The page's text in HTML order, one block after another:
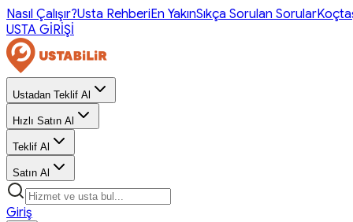
Nasıl Çalışır?Usta RehberiEn YakınSıkça Sorulan Sorular
USTA GİRİŞİ
Ustadan Teklif Al
Hızlı Satın Al
Teklif Al
Satın Al
Giriş